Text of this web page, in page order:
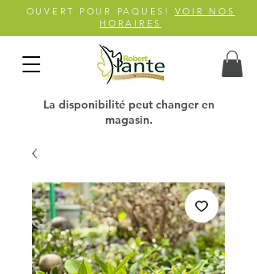
OUVERT POUR PAQUES! VOIR NOS
HORAIRES
La disponibilité peut changer en
magasin.